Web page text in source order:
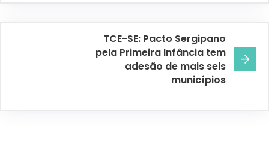
TCE-SE: Pacto Sergipano
pela Primeira Infância tem
adesão de mais seis
municípios